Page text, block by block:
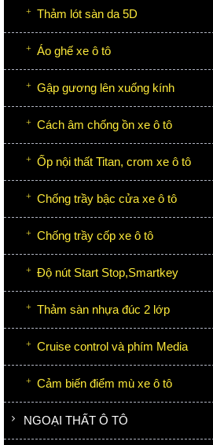
Thảm lót sàn da 5D
Áo ghế xe ô tô
Gập gương lên xuống kính
Cách âm chống ồn xe ô tô
Ốp nội thất Titan, crom xe ô tô
Chống trầy bậc cửa xe ô tô
Chống trầy cốp xe ô tô
Độ nút Start Stop,Smartkey
Thảm sàn nhựa đúc 2 lớp
Cruise control và phím Media
Cảm biến điểm mù xe ô tô
NGOẠI THẤT Ô TÔ